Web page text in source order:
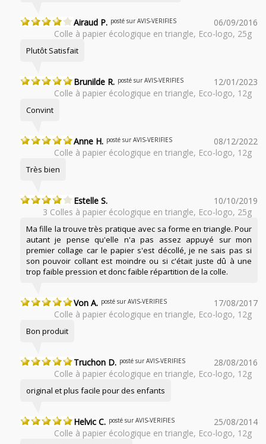
Airaud P. posté sur AVIS-VERIFIES
06/09/2016
Colle à papier écologique en triangle, Eco-logo, 25g
Plutôt Satisfait
Brunilde R. posté sur AVIS-VERIFIES
12/01/2023
Colle à papier écologique en triangle, Eco-logo, 12g
Convint
Anne H. posté sur AVIS-VERIFIES
08/12/2022
Colle à papier écologique en triangle, Eco-logo, 12g
Très bien
Estelle S.
10/10/2019
3 Colles à papier écologique en triangle, Eco-logo, 25g
Ma fille la trouve très pratique avec sa forme en triangle. Pour
autant je pense qu'elle n'a pas assez appuyé sur mon
premier collage car le papier s'est décollé, je ne sais pas si
son pouvoir collant est moindre ou si c'était juste dû à une
trop faible pression et donc faible répartition de la colle.
Von A. posté sur AVIS-VERIFIES
17/08/2017
Colle à papier écologique en triangle, Eco-logo, 12g
Bon produit
Truchon D. posté sur AVIS-VERIFIES
28/08/2016
Colle à papier écologique en triangle, Eco-logo, 12g
original et plus facile pour des enfants
Helvic C. posté sur AVIS-VERIFIES
25/08/2014
Colle à papier écologique en triangle, Eco-logo, 12g